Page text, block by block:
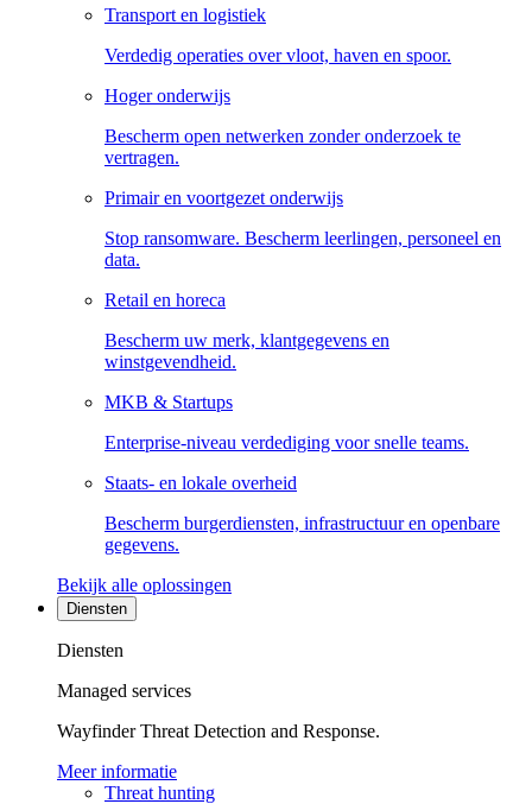
Transport en logistiek
Verdedig operaties over vloot, haven en spoor.
Hoger onderwijs
Bescherm open netwerken zonder onderzoek te
vertragen.
Primair en voortgezet onderwijs
Stop ransomware. Bescherm leerlingen, personeel en
data.
Retail en horeca
Bescherm uw merk, klantgegevens en
winstgevendheid.
MKB & Startups
Enterprise-niveau verdediging voor snelle teams.
Staats- en lokale overheid
Bescherm burgerdiensten, infrastructuur en openbare
gegevens.
Bekijk alle oplossingen
Diensten
Diensten
Managed services
Wayfinder Threat Detection and Response.
Meer informatie
Threat hunting